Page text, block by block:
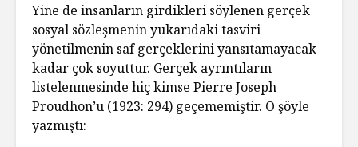
Yine de insanların girdikleri söylenen gerçek
sosyal sözleşmenin yukarıdaki tasviri
yönetilmenin saf gerçeklerini yansıtamayacak
kadar çok soyuttur. Gerçek ayrıntıların
listelenmesinde hiç kimse Pierre Joseph
Proudhon’u (1923: 294) geçememiştir. O şöyle
yazmıştı: